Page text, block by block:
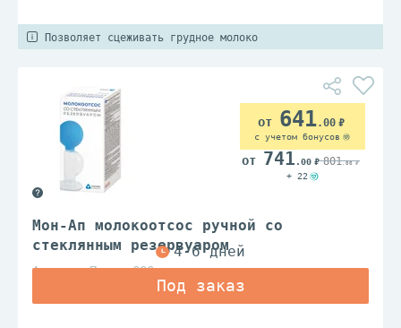
Позволяет сцеживать грудное молоко
Мон-Ап молокоотсос ручной со
стеклянным резервуаром
Альпина Пласт ООО
641.00
с учетом бонусов
741 .00 801.00
+ 22